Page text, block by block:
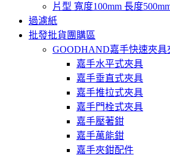
片型 寬度100mm 長度
過濾紙
批發批貨團購區
GOODHAND嘉手快速夾具
嘉手水平式夾具
嘉手垂直式夾具
嘉手推拉式夾具
嘉手門栓式夾具
嘉手壓著鉗
嘉手萬能鉗
嘉手夾鉗配件